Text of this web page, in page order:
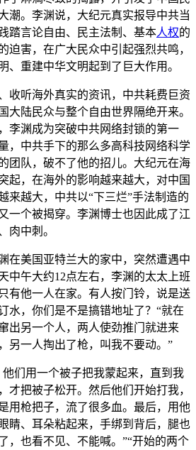
潮。李渊说，大纪元真实报导中共当
踏言论自由、民主法制、基本人权的
迫害，在广大民众中引起强烈共鸣，
、重建中华文明起到了巨大作用。
收听海外真实的资讯，中共耗费巨资
大陆民众与整个自由世界隔绝开来。
李渊成为突破中共网络封锁的第一
，中共手下的那么多高科技网络科学
团队，破不了他的招儿。大纪元在海
起，在海外的影响越来越大，对中国
来越大，中共以“下三烂”手法制造的
一个被揭穿。李渊博士也因此成了江
肉中刺。
在美国亚特兰大的家中，突然遭遇中
中午大约12点左右，李渊的太太上班
有他一人在家。有人按门铃，说是送
水，你们是不是搞错地址了？“就在
出另一个人，两人使劲推门就进来
另一人掏出了枪，叫我不要动。”
们用一个被子把我蒙起来，直到我
才把被子松开。然后他们开始打我，
用枪把子，流了很多血。最后，用他
睛、耳朵粘起来，手绑到背后，腿也
，也看不见、不能喊。”“开始的两个